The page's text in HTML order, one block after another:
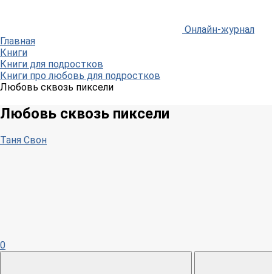
Онлайн-журнал
Главная
Книги
Книги для подростков
Книги про любовь для подростков
Любовь сквозь пиксели
Любовь сквозь пиксели
Таня Свон
0